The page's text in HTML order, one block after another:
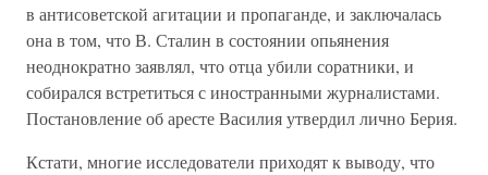
в антисоветской агитации и пропаганде, и заключалась
она в том, что В. Сталин в состоянии опьянения
неоднократно заявлял, что отца убили соратники, и
собирался встретиться с иностранными журналистами.
Постановление об аресте Василия утвердил лично Берия.
Кстати, многие исследователи приходят к выводу, что